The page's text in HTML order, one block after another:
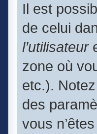
Il est
de celui
l’utilisateur
zone où
etc.).
des
vous